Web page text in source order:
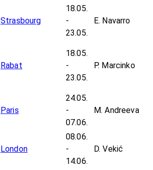
Strasbourg
18.05.
-
23.05.
E. Navarro
Rabat
18.05.
-
23.05.
P. Marcinko
Paris
24.05.
-
07.06.
M. Andreeva
London
08.06.
-
14.06.
D. Vekić